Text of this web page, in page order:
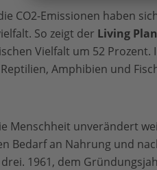
CO2-Emissionen haben
So zeigt der Living
Vielfalt um 52
Amphibien und
Menschheit unverändert
Bedarf an Nahrung und
1961, dem